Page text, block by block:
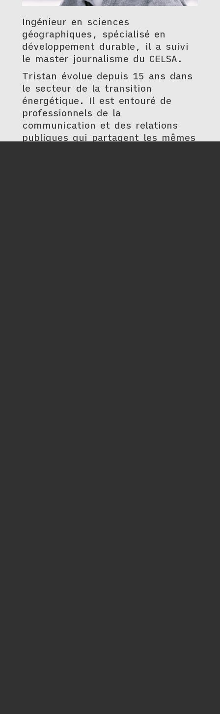
Ingénieur en sciences
géographiques, spécialisé en
développement durable, il a suivi
le master journalisme du CELSA.
Tristan évolue depuis 15 ans dans
le secteur de la transition
énergétique. Il est entouré de
professionnels de la
communication et des relations
publiques qui partagent les mêmes